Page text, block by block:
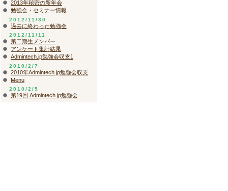
2013年秘密の新年会
勉強会・セミナー情報
2012/11/30
過去に終わった勉強会
2012/11/11
第二期生メンバー
アンケート集計結果
Admintech.jp勉強会収支1
2010/2/7
2010年Admintech.jp勉強会収支
Menu
2010/2/5
第19回 Admintech.jp勉強会